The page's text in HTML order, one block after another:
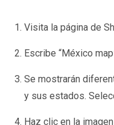
Visita la página de
Escribe “México
Se mostrarán
y sus estados.
Haz clic en la